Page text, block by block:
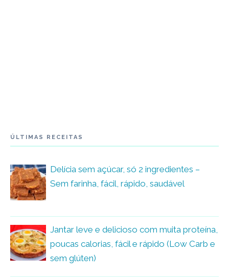
ÚLTIMAS RECEITAS
Delícia sem açúcar, só 2 ingredientes –
Sem farinha, fácil, rápido, saudável
Jantar leve e delicioso com muita proteína,
poucas calorias, fácil e rápido (Low Carb e
sem glúten)